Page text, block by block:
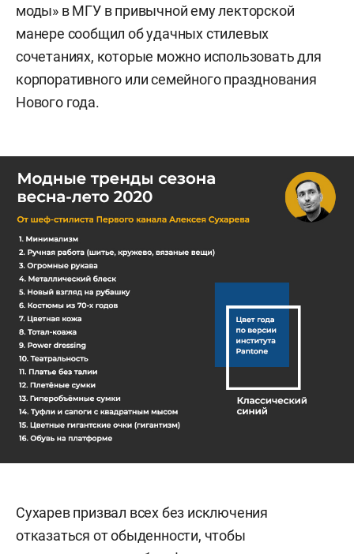
моды» в МГУ в привычной ему лекторской
манере сообщил об удачных стилевых
сочетаниях, которые можно использовать для
корпоративного или семейного празднования
Нового года.
Сухарев призвал всех без исключения
отказаться от обыденности, чтобы